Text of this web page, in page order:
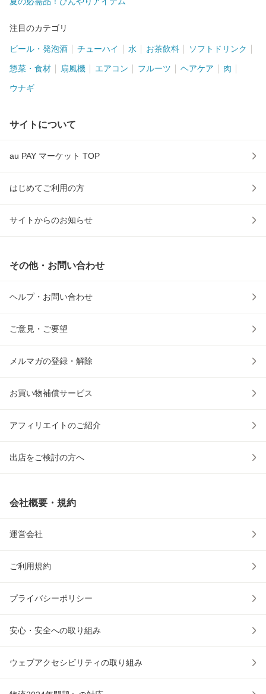
注目のカテゴリ
ビール・発泡酒 チューハイ 水 お茶飲料 ソフトドリンク
惣菜・食材 扇風機 エアコン フルーツ ヘアケア 肉
ウナギ
サイトについて
au PAY マーケット TOP
はじめてご利用の方
サイトからのお知らせ
その他・お問い合わせ
ヘルプ・お問い合わせ
ご意見・ご要望
メルマガの登録・解除
お買い物補償サービス
アフィリエイトのご紹介
出店をご検討の方へ
会社概要・規約
運営会社
ご利用規約
プライバシーポリシー
安心・安全への取り組み
ウェブアクセシビリティの取り組み